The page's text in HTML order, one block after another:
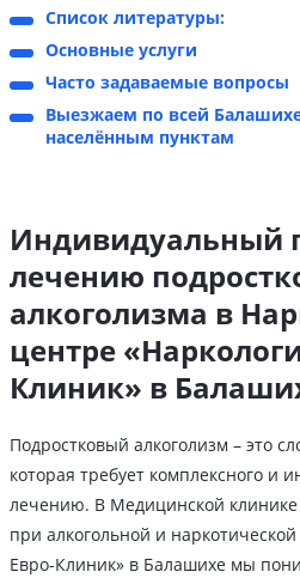
Список литературы:
Основные услуги
Часто задаваемые вопросы
Выезжаем по всей
населённым пунктам
Индивидуальный
лечению
алкоголизма в
центре
Клиник» в
Подростковый алкоголизм – это
которая требует комплексного и
лечению. В Медицинской
при алкогольной и
Евро-Клиник» в Балашихе мы